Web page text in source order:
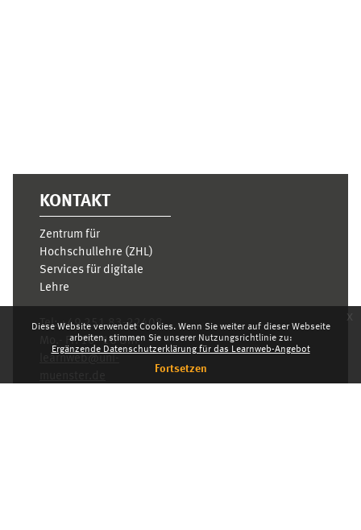
Diese Website verwendet Cookies. Wenn Sie weiter auf dieser Webseite
arbeiten, stimmen Sie unserer Nutzungsrichtlinie zu:
Ergänzende Datenschutzerklärung für das Learnweb-Angebot
Fortsetzen
x
KONTAKT
Zentrum für
Hochschullehre (ZHL)
Services für digitale
Lehre
Tel:+49 251 83-22408
Mo.- Fr. 10–16 Uhr